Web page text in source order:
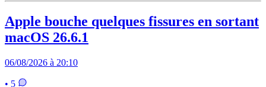
Apple bouche quelques fissures en sortant
macOS 26.6.1
06/08/2026 à 20:10
• 5